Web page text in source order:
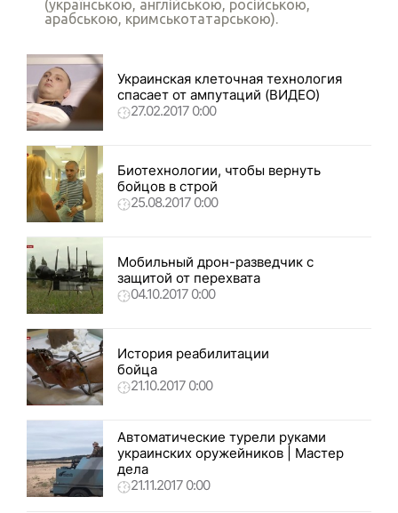
(українською, англійською, російською,
арабською, кримськотатарською).
Украинская клеточная технология
спасает от ампутаций (ВИДЕО)
27.02.2017 0:00
Биотехнологии, чтобы вернуть
бойцов в строй
25.08.2017 0:00
Мобильный дрон-разведчик с
защитой от перехвата
04.10.2017 0:00
История реабилитации
бойца
21.10.2017 0:00
Автоматические турели руками
украинских оружейников | Мастер
дела
21.11.2017 0:00